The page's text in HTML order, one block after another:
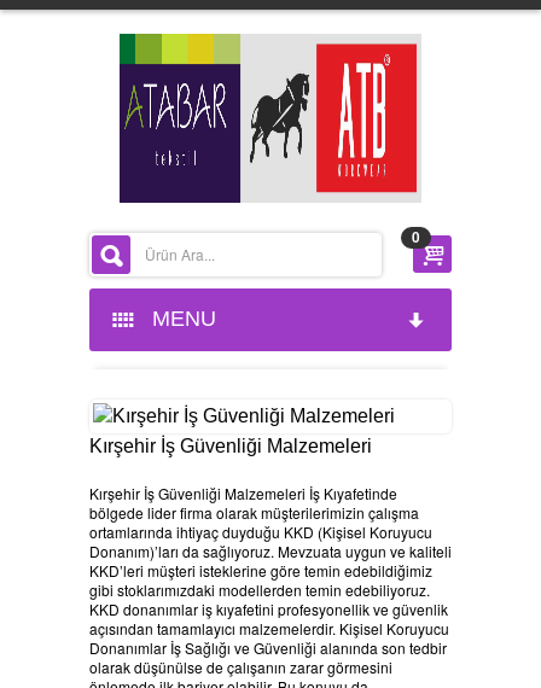
0
MENU
KURUMSAL
HAKKIMIZDA
BELGELERIMIZ
ÜRÜNLERİMİZ
Kırşehir İş Güvenliği Malzemeleri
Kırşehir İş Güvenliği Malzemeleri İş Kıyafetinde
bölgede lider firma olarak müşterilerimizin çalışma
ortamlarında ihtiyaç duyduğu KKD (Kişisel Koruyucu
Donanım)’ları da sağlıyoruz. Mevzuata uygun ve kaliteli
KKD’leri müşteri isteklerine göre temin edebildiğimiz
gibi stoklarımızdaki modellerden temin edebiliyoruz.
KKD donanımlar iş kıyafetini profesyonellik ve güvenlik
açısından tamamlayıcı malzemelerdir. Kişisel Koruyucu
Donanımlar İş Sağlığı ve Güvenliği alanında son tedbir
olarak düşünülse de çalışanın zarar görmesini